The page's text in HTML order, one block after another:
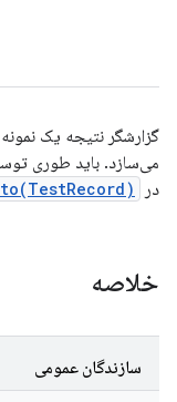
گزارشگر نتیجه یک نمونه
می‌سازد. باید طوری
در
خلاصه
سازندگان عمومی